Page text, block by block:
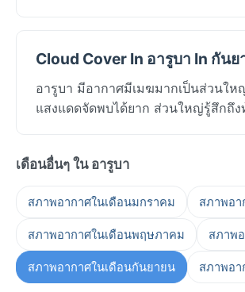
Cloud Cover In อารูบา In กันย
อารูบา มีอากาศมีเมฆมากเป็นส่วนใ
แสงแดดจัดพบได้ยาก ส่วนใหญ่รู้สึกถึ
เดือนอื่นๆ ใน อารูบา
สภาพอากาศในเดือนมกราคม สภาพอ
สภาพอากาศในเดือนพฤษภาคม สภาพ
สภาพอากาศในเดือนกันยายน สภาพอา